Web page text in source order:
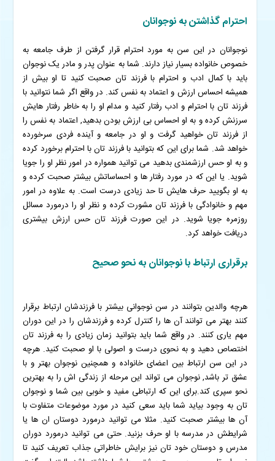
احترام گذاشتن به نوجوانان
نوجوانان در این سن به مورد احترام قرار گرفتن از طرف جامعه به
خصوص خانواده بسیار نیاز دارند. شما به عنوان پدر و مادر یک نوجوان
باید با کمال ادب و احترام با فرزند تان صحبت کنید تا او بیش از
همیشه احساس ارزش و اعتماد به نفس کند. در واقع اگر شما نتوانید با
فرزند تان با احترام و ادب رفتار کنید و مدام او را به خاطر رفتار هایش
سرزنش کرده و به او احساس بی ارزش بودن بدهید, اعتماد به نفس را
از فرزند تان خواهید گرفت و او در جامعه و آینده فردی سرخورده
خواهد شد. شما برای این که بتوانید با فرزند تان با احترام برخورد کرده
و به او حس ارزشمندی بدهید می توانید همواره در امور نظر او را جویا
شوید. یا این که در مورد رفتار ها و احساساتش بیشتر صحبت کرده و
به او بگویید حرف هایش تا حد زیادی درست است. به علاوه در امور
مهم و خانوادگی با فرزند تان مشورت کرده و نظر او را درمورد مسائل
روزمره جویا شوید. در این صورت فرزند تان حس ارزش بیشتری
دریافت خواهد کرد.
برقراری ارتباط با نوجوانان به نحو صحیح
هرچه والدین بتوانند در سن نوجوانی بیشتر با فرزندشان ارتباط برقرار
کنند بهتر می توانند آن ها را کنترل کرده و فرزندشان را در این دوران
مهم یاری کنند. در واقع شما باید بتوانید زمان زیادی را به فرزند تان
اختصاص دهید و به نحوی درست و اصولی با او صحبت کنید. هرچه
در این سن ارتباط بین اعضای خانواده و همچنین نوجوان بهتر و با
عشق تر باشد, نوجوان می تواند این مرحله از زندگی اش را به بهترین
نحو سپری کند.برای این که ارتباطی مفید و خوبی بین شما و نوجوان
تان به وجود بیاید شما باید سعی کنید در مورد موضوعات متفاوت با
آن ها بیشتر صحبت کنید. مثلا می توانید درمورد دوستان ان ها یا
شرایطش در مدرسه با او حرف بزنید. حتی می توانید درمورد دوران
مدرس و دوستان خود تان نیز برایش خاطراتی جذاب تعریف کنید تا